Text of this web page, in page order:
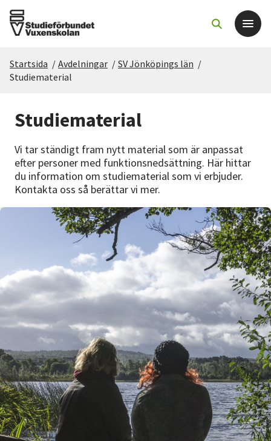
Det här gör vi
För dig som
Sök kurser och evenemang
Om SV
Starta studiecirkel
Nyheter
Avdelningar
Lyssna
Startsida / Avdelningar / SV Jönköpings län /
Studiematerial
Studiematerial
Vi tar ständigt fram nytt material som är anpassat
efter personer med funktionsnedsättning. Här hittar
du information om studiematerial som vi erbjuder.
Kontakta oss så berättar vi mer.